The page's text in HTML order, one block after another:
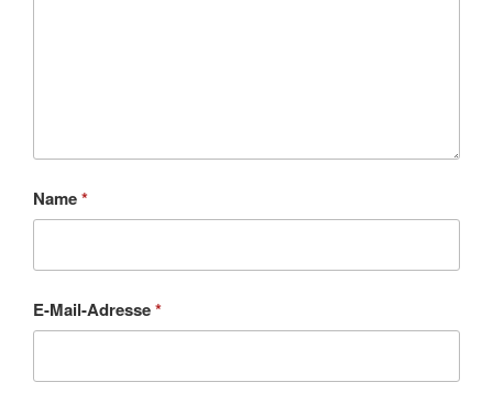
Name*
E-Mail-Adresse*